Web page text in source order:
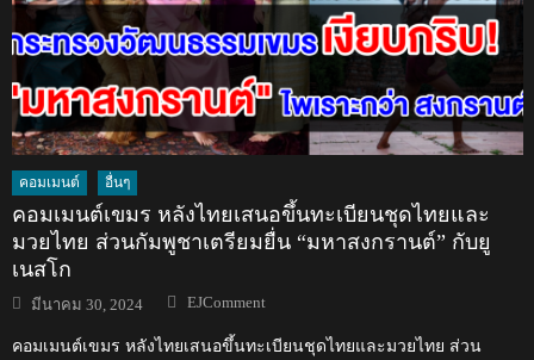
คอมเมนต์ อื่นๆ
คอมเมนต์เขมร หลังไทยเสนอขึ้นทะเบียนชุดไทยและ
มวยไทย ส่วนกัมพูชาเตรียมยื่น “มหาสงกรานต์” กับยู
เนสโก
Posted
on
มีนาคม 30, 2024 Author
EJComment
คอมเมนต์เขมร หลังไทยเสนอขึ้นทะเบียนชุดไทยและมวยไทย ส่วน